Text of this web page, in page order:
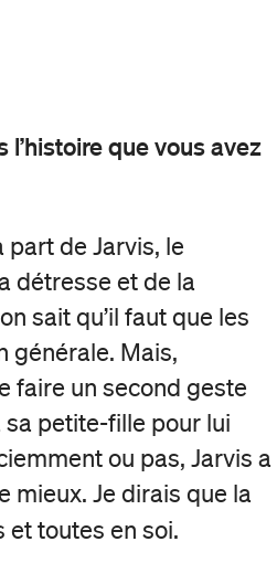
l’histoire que vous avez
de Jarvis, le
détresse et de la
sait qu’il faut que les
générale. Mais,
faire un second geste
sa petite-fille pour lui
ou pas, Jarvis a
mieux. Je dirais que la
et toutes en soi.